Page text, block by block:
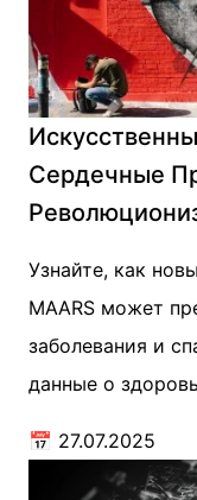
Сердечные
Узнайте, как
MAARS может
заболевания и
данные о
📅 27.07.2025